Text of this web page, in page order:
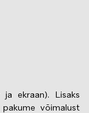
ekraan). Lisaks
võimalust